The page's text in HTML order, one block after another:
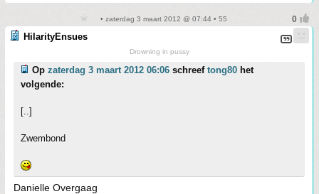
• zaterdag 3 maart 2012 @ 07:44 • 55
HilarityEnsues
Drowning in pussy
Op zaterdag 3 maart 2012 06:06 schreef tong80 het
volgende:
[..]
Zwembond
Danielle Overgaag